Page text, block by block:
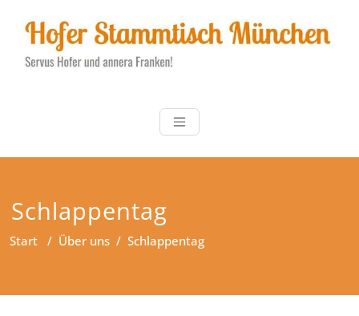
Inhalt
springen
Hofer
Schlappentag
Start / Über uns / Schlappentag